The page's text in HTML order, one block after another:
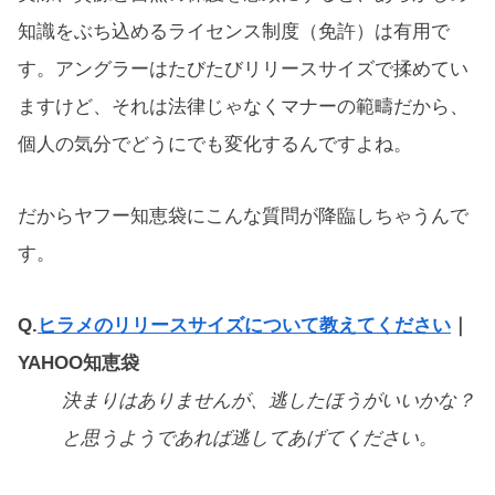
知識をぶち込めるライセンス制度（免許）は有用で
す。アングラーはたびたびリリースサイズで揉めてい
ますけど、それは法律じゃなくマナーの範疇だから、
個人の気分でどうにでも変化するんですよね。
だからヤフー知恵袋にこんな質問が降臨しちゃうんで
す。
Q. ヒラメのリリースサイズについて教えてください
YAHOO知恵袋
決まりはありませんが、逃したほうがいいかな？
と思うようであれば逃してあげてください。